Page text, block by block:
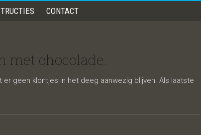
CONTACT
met chocolade.
geen klontjes in het deeg aanwezig blijven. Als laatste